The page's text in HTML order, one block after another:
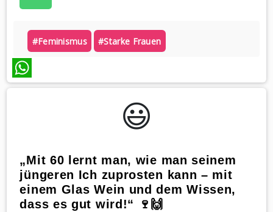
#feminismus #starke Frauen
WhatsApp
😃️
„Mit 60 lernt man, wie man seinem
jüngeren Ich zuprosten kann – mit
einem Glas Wein und dem Wissen,
dass es gut wird!“ 🍷🙌